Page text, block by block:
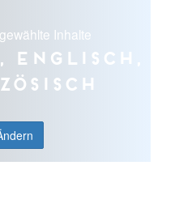
Inhalte
Englisch,